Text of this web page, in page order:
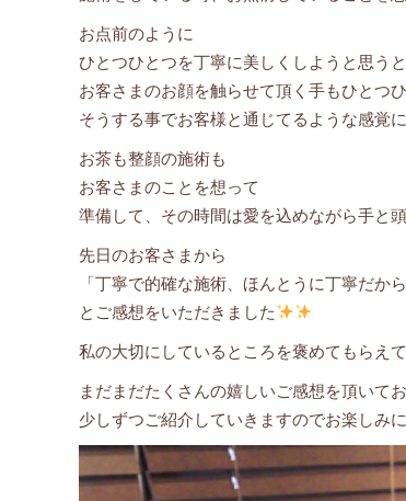
お点前のように
ひとつひとつを丁寧に美しくしようと思うと
お客さまのお顔を触らせて頂く手もひとつ
そうする事でお客様と通じてるような感覚
お茶も整顔の施術も
お客さまのことを想って
準備して、その時間は愛を込めながら手と
先日のお客さまから
「丁寧で的確な施術、ほんとうに丁寧だか
とご感想をいただきました
私の大切にしているところを褒めてもらえ
まだまだたくさんの嬉しいご感想を頂いて
少しずつご紹介していきますのでお楽しみに